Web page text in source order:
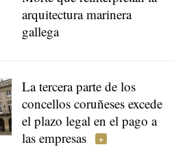
arquitectura marinera
gallega
La tercera parte de los
concellos coruñeses excede
el plazo legal en el pago a
las empresas